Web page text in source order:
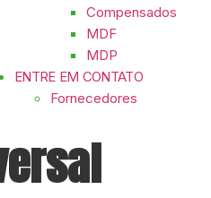
Compensados
MDF
MDP
ENTRE EM CONTATO
Fornecedores